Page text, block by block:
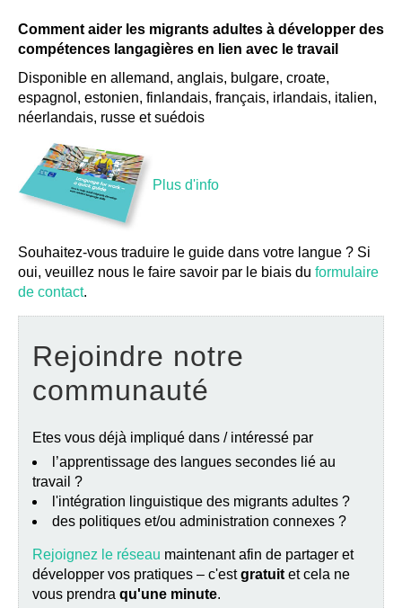
Comment aider les migrants adultes à développer des
compétences langagières en lien avec le travail
Disponible en allemand, anglais, bulgare, croate,
espagnol, estonien, finlandais, français, irlandais, italien,
néerlandais, russe et suédois
Plus d'info
Souhaitez-vous traduire le guide dans votre langue ? Si
oui, veuillez nous le faire savoir par le biais du formulaire
de contact.
Rejoindre notre
communauté
Etes vous déjà impliqué dans / intéressé par
l’apprentissage des langues secondes lié au
travail ?
l'intégration linguistique des migrants adultes ?
des politiques et/ou administration connexes ?
Rejoignez le réseau maintenant afin de partager et
développer vos pratiques – c'estgratuit et cela ne
vous prendra qu'une minute.